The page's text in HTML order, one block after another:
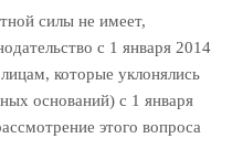
силы не имеет,
с 1 января 2014
которые уклонялись
оснований) с 1 января
этого вопроса